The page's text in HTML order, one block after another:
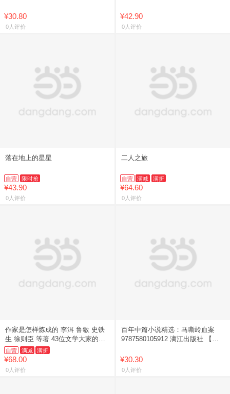
¥30.80
0人评价
¥42.90
0人评价
落在地上的星星
自营 限时抢
¥43.90
0人评价
二人之旅
自营 满减 满折
¥64.60
0人评价
作家是怎样炼成的 李洱 鲁敏 史铁
生 徐则臣 等著 43位文学大家的写
作秘籍与心路历程
自营 满减 满折
¥68.00
0人评价
百年中篇小说精选：马嘶岭血案
9787580105912 漓江出版社 【新
¥30.30
0人评价